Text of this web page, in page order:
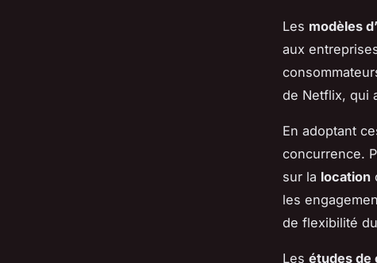
Les modèles
aux
de Netflix, qui
En adoptant
concurrence.
sur la location
les
de flexibilité
Les études de